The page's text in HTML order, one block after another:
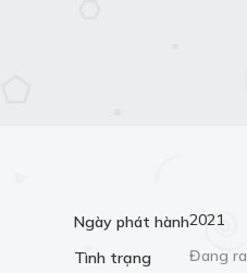
Ngày phát hành2021
Tình trạng
Đang ra